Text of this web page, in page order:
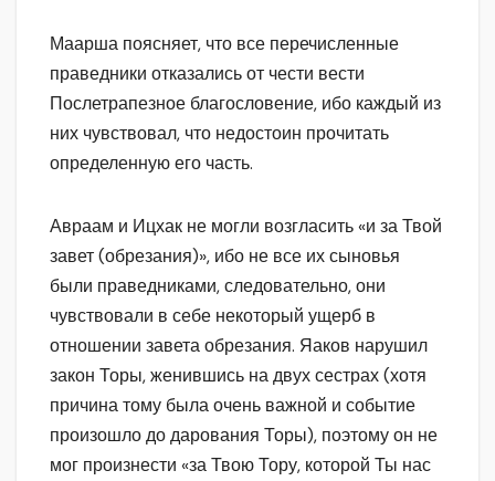
Маарша поясняет, что все перечисленные
праведники отказались от чести вести
Послетрапезное благословение, ибо каждый из
них чувствовал, что недостоин прочитать
определенную его часть.
Авраам и Ицхак не могли возгласить «и за Твой
завет (обрезания)», ибо не все их сыновья
были праведниками, следовательно, они
чувствовали в себе некоторый ущерб в
отношении завета обрезания. Яаков нарушил
закон Торы, женившись на двух сестрах (хотя
причина тому была очень важной и событие
произошло до дарования Торы), поэтому он не
мог произнести «за Твою Тору, которой Ты нас